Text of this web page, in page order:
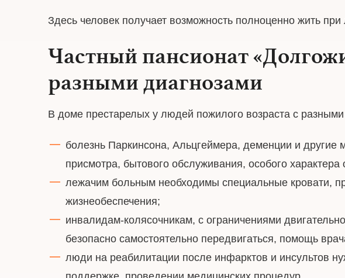
Здесь человек получает возможность полноценно жить
Частный пансионат
разными диагнозами
В доме престарелых у людей пожилого возраста с
болезнь Паркинсона, Альцгеймера, деменции и другие
присмотра, бытового обслуживания, особого
лежачим больным необходимы специальные кровати,
жизнеобеспечения;
инвалидам-колясочникам, с ограничениями
безопасно самостоятельно передвигаться, помощь
люди на реабилитации после инфарктов и инсультов